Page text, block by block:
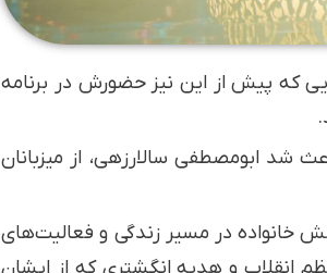
که پیش از این نیز حضورش در برنامه
شد ابومصطفی سالارزهی، از میزبانان
خانواده در مسیر زندگی و فعالیت‌های